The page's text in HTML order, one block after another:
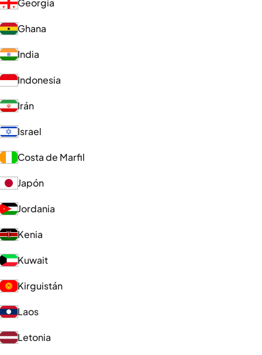
Georgia
Ghana
India
Indonesia
Irán
Israel
Costa de Marfil
Japón
Jordania
Kenia
Kuwait
Kirguistán
Laos
Letonia